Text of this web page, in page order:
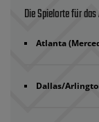
Die Spielorte für
Atlanta
Dallas/